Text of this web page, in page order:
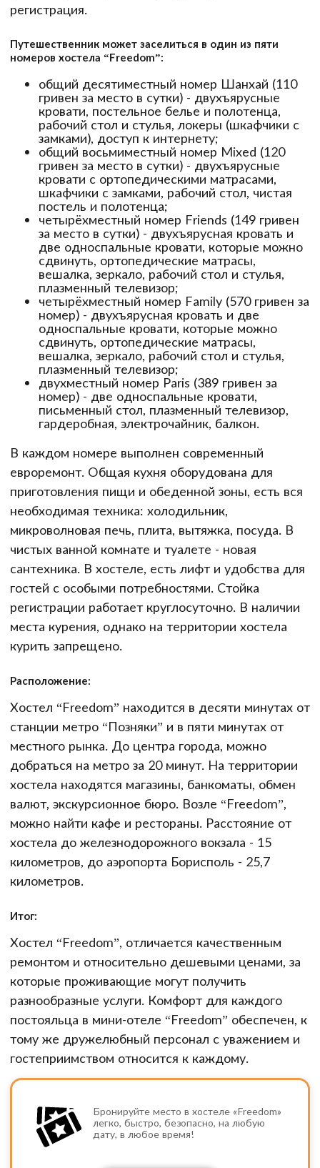
регистрация.
Путешественник может заселиться в один из пяти
номеров хостела “Freedom”:
общий десятиместный номер Шанхай (110
гривен за место в сутки) - двухъярусные
кровати, постельное белье и полотенца,
рабочий стол и стулья, локеры (шкафчики с
замками), доступ к интернету;
общий восьмиместный номер Mixed (120
гривен за место в сутки) - двухъярусные
кровати с ортопедическими матрасами,
шкафчики с замками, рабочий стол, чистая
постель и полотенца;
четырёхместный номер Friends (149 гривен
за место в сутки) - двухъярусная кровать и
две односпальные кровати, которые можно
сдвинуть, ортопедические матрасы,
вешалка, зеркало, рабочий стол и стулья,
плазменный телевизор;
четырёхместный номер Family (570 гривен за
номер) - двухъярусная кровать и две
односпальные кровати, которые можно
сдвинуть, ортопедические матрасы,
вешалка, зеркало, рабочий стол и стулья,
плазменный телевизор;
двухместный номер Paris (389 гривен за
номер) - две односпальные кровати,
письменный стол, плазменный телевизор,
гардеробная, электрочайник, балкон.
В каждом номере выполнен современный
евроремонт. Общая кухня оборудована для
приготовления пищи и обеденной зоны, есть вся
необходимая техника: холодильник,
микроволновая печь, плита, вытяжка, посуда. В
чистых ванной комнате и туалете - новая
сантехника. В хостеле, есть лифт и удобства для
гостей с особыми потребностями. Стойка
регистрации работает круглосуточно. В наличии
места курения, однако на территории хостела
курить запрещено.
Расположение:
Хостел “Freedom” находится в десяти минутах от
станции метро “Позняки” и в пяти минутах от
местного рынка. До центра города, можно
добраться на метро за 20 минут. На территории
хостела находятся магазины, банкоматы, обмен
валют, экскурсионное бюро. Возле “Freedom”,
можно найти кафе и рестораны. Расстояние от
хостела до железнодорожного вокзала - 15
километров, до аэропорта Борисполь - 25,7
километров.
Итог:
Хостел “Freedom”, отличается качественным
ремонтом и относительно дешевыми ценами, за
которые проживающие могут получить
разнообразные услуги. Комфорт для каждого
постояльца в мини-отеле “Freedom” обеспечен, к
тому же дружелюбный персонал с уважением и
гостеприимством относится к каждому.
Бронируйте место в хостеле «Freedom»
легко, быстро, безопасно, на любую
дату, в любое время!